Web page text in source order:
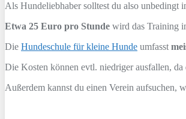
Als Hundeliebhaber solltest du also unbedingt
Etwa 25 Euro pro Stunde wird das Training
Die Hundeschule für kleine Hunde umfasst
Die Kosten können evtl. niedriger ausfallen,
Außerdem kannst du einen Verein aufsuchen,